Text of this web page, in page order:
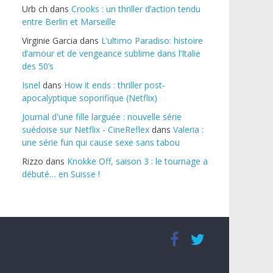
Urb ch dans Crooks : un thriller d’action tendu
entre Berlin et Marseille
Virginie Garcia dans L’ultimo Paradiso: histoire
d’amour et de vengeance sublime dans l’Italie
des 50’s
Isnel dans How it ends : thriller post-
apocalyptique soporifique (Netflix)
Journal d'une fille larguée : nouvelle série
suédoise sur Netflix - CineReflex dans Valeria :
une série fun qui cause sexe sans tabou
Rizzo dans Knokke Off, saison 3 : le tournage a
débuté… en Suisse !